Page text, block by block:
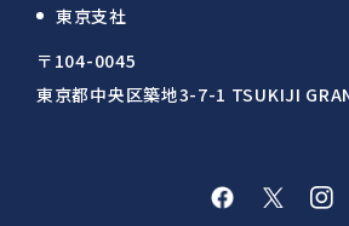
東京支社
〒104-0045
東京都中央区築地3-7-1 TSUKIJI